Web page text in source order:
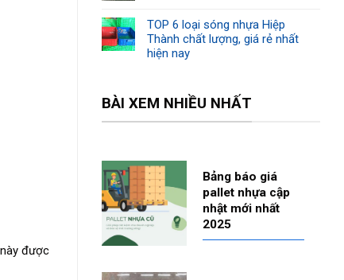
được
TOP 6 loại sóng nhựa Hiệp
Thành chất lượng, giá rẻ nhất
hiện nay
BÀI XEM NHIỀU NHẤT
Bảng báo giá
pallet nhựa cập
nhật mới nhất
2025